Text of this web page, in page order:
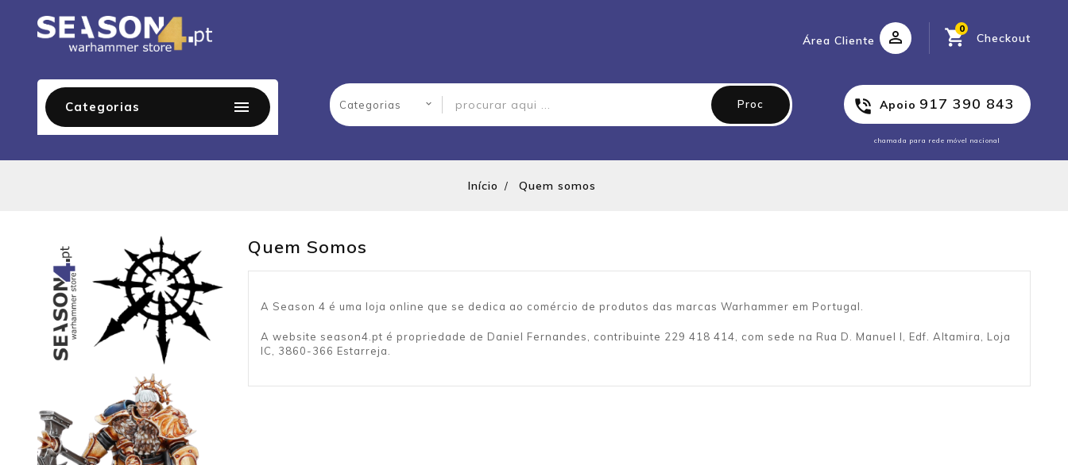
Checkout
0
Área Cliente
Categorias  Apoio 917 390 843
chamada para rede móvel nacional
Proc
Início Quem somos
Quem Somos
A Season 4 é uma loja online que se dedica ao comércio de produtos das marcas Warhammer em Portugal.
A website season4.pt é propriedade de Daniel Fernandes, contribuinte 229 418 414, com sede na Rua D. Manuel I, Edf. Altamira, Loja
IC, 3860-366 Estarreja.